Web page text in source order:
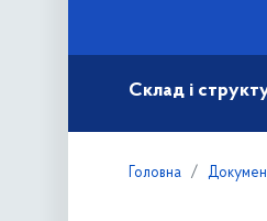
Склад і
Головна